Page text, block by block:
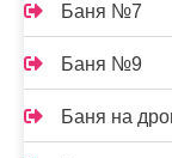
Баня №7
Баня №9
Баня на